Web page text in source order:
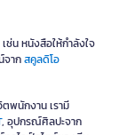
ช่น หนังสือให้กำลังใจ
จากสคูลดิโอ
พนักงาน เรามี
, อุปกรณ์ศิลปะจาก